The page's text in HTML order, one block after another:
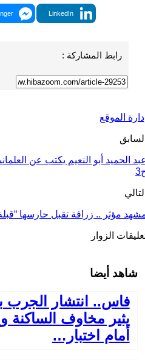
LinkedIn
رابط المشاركة :
الموقع
الحميد أبو النعيم يكتب عن
مؤثر .. زرافة تقبل حارسها “قبلة
الزوار
شاهد أيضا
فاس.. انتشار الجرب
يثير مخاوف الساكنة
أمام اختبار…